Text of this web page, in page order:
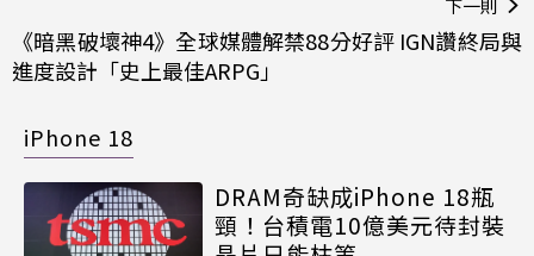
下一則
《暗黑破壞神4》全球媒體解禁88分好評 IGN讚終局與
進度設計「史上最佳ARPG」
iPhone 18
DRAM奇缺成iPhone 18瓶
頸！台積電10億美元待封裝